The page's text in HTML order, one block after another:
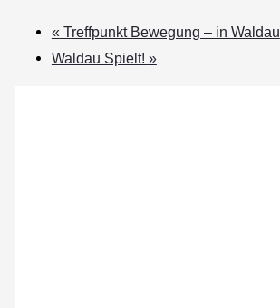
« Treffpunkt Bewegung – in Waldau
Waldau Spielt! »